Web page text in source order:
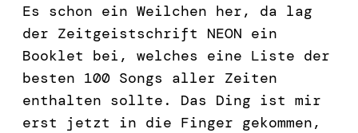
Es schon ein Weilchen her, da lag
der Zeitgeistschrift NEON ein
Booklet bei, welches eine Liste der
besten 100 Songs aller Zeiten
enthalten sollte. Das Ding ist mir
erst jetzt in die Finger gekommen,